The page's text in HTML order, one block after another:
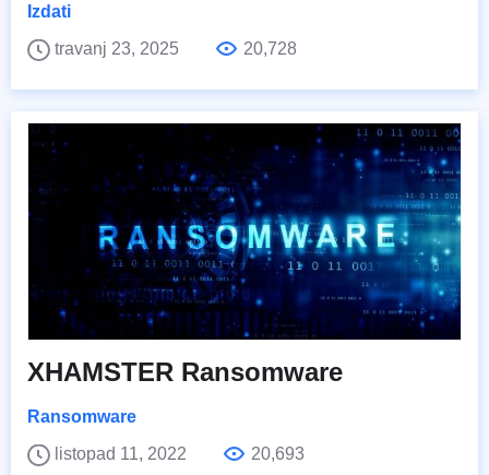
Izdati
travanj 23, 2025
20,728
XHAMSTER Ransomware
Ransomware
listopad 11, 2022
20,693